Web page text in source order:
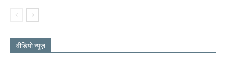
वीडियो न्यूज़